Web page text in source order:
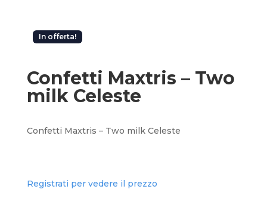
In offerta!
Confetti Maxtris – Two
milk Celeste
Confetti Maxtris – Two milk Celeste
Registrati per vedere il prezzo